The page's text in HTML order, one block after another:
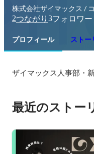
株式会社ザイマックス /
2つながり 3フォロワー
プロフィール スト
ザイマックス人事部・
最近のストー